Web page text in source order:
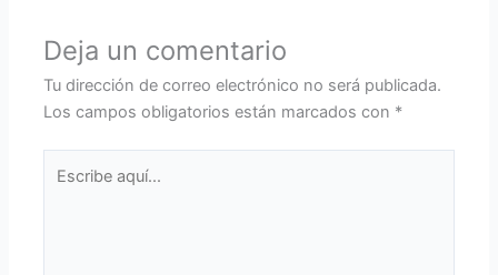
Deja un comentario
Tu dirección de correo electrónico no será publicada.
Los campos obligatorios están marcados con *
aquí...